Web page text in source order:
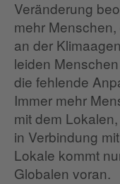
Veränderung
mehr
an der
leiden
die fehlende
Immer mehr
mit dem
in Verbindung
Lokale kommt
Globalen voran.